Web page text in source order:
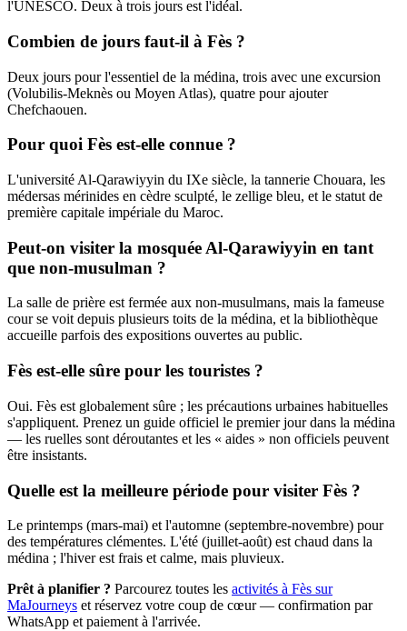
l'UNESCO. Deux à trois jours est l'idéal.
Combien de jours faut-il à Fès ?
Deux jours pour l'essentiel de la médina, trois avec une excursion
(Volubilis-Meknès ou Moyen Atlas), quatre pour ajouter
Chefchaouen.
Pour quoi Fès est-elle connue ?
L'université Al-Qarawiyyin du IXe siècle, la tannerie Chouara, les
médersas mérinides en cèdre sculpté, le zellige bleu, et le statut de
première capitale impériale du Maroc.
Peut-on visiter la mosquée Al-Qarawiyyin en tant
que non-musulman ?
La salle de prière est fermée aux non-musulmans, mais la fameuse
cour se voit depuis plusieurs toits de la médina, et la bibliothèque
accueille parfois des expositions ouvertes au public.
Fès est-elle sûre pour les touristes ?
Oui. Fès est globalement sûre ; les précautions urbaines habituelles
s'appliquent. Prenez un guide officiel le premier jour dans la médina
— les ruelles sont déroutantes et les « aides » non officiels peuvent
être insistants.
Quelle est la meilleure période pour visiter Fès ?
Le printemps (mars-mai) et l'automne (septembre-novembre) pour
des températures clémentes. L'été (juillet-août) est chaud dans la
médina ; l'hiver est frais et calme, mais pluvieux.
Prêt à planifier ? Parcourez toutes les activités à Fès sur
MaJourneys et réservez votre coup de cœur — confirmation par
WhatsApp et paiement à l'arrivée.